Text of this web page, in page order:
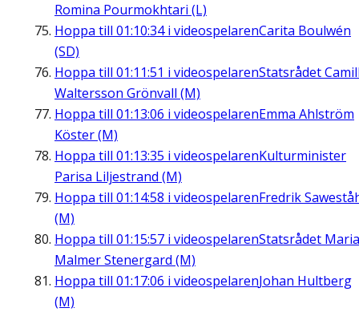
Romina Pourmokhtari (L)
Hoppa till 01:10:34i videospelarenCarita Boulwén
(SD)
Hoppa till 01:11:51 i videospelarenStatsrådet
Waltersson Grönvall (M)
Hoppa till 01:13:06 i videospelarenEmma Ahlström
Köster (M)
Hoppa till 01:13:35 i videospelarenKulturminister
Parisa Liljestrand (M)
Hoppa till 01:14:58 i videospelarenFredrik
(M)
Hoppa till 01:15:57 i videospelarenStatsrådet Maria
Malmer Stenergard (M)
Hoppa till 01:17:06 i videospelarenJohan Hultberg
(M)